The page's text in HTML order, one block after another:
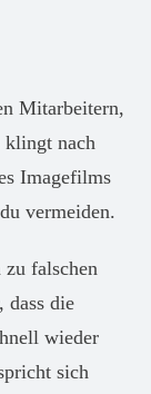
Mitarbeitern,
klingt nach
Imagefilms
vermeiden.
zu falschen
dass die
wieder
sich